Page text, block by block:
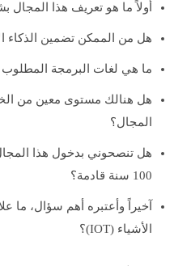
أولاً ما هو تعريف هذا
هل من الممكن تضمين الذكاء
ما هي لغات البرمجة المطلوب
هل هنالك مستوى معين من
المجال؟
100 سنة قادمة؟
آخيراً وأعتبره أهم سؤال، ما
الأشياء (IOT)؟